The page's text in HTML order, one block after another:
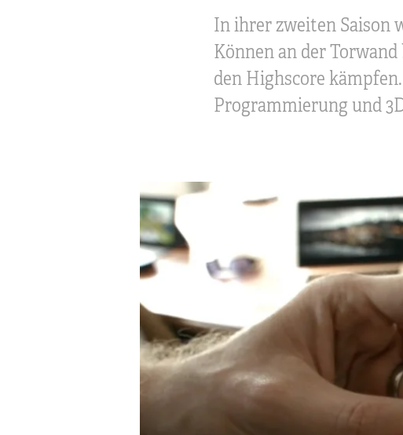
In ihrer zweiten Saison
Können an der
den Highscore kämpfen.
Programmierung und